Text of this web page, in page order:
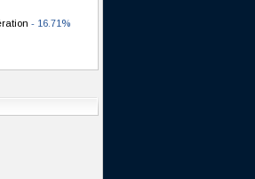
- 16.71%